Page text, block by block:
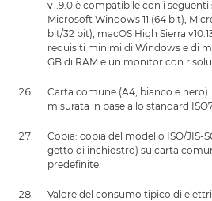
v1.9.0 è compatibile con i
Microsoft Windows 11 (64 bit),
bit/32 bit), macOS High Sierra
requisiti minimi di Windows e di
GB di RAM e un monitor con
Carta comune (A4, bianco e
misurata in base allo standard
Copia: copia del modello ISO/JIS-
getto di inchiostro) su carta
predefinite.
Valore del consumo tipico di